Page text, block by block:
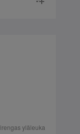
yläleuka